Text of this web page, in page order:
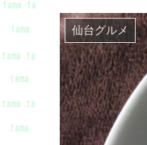
仙台グルメ